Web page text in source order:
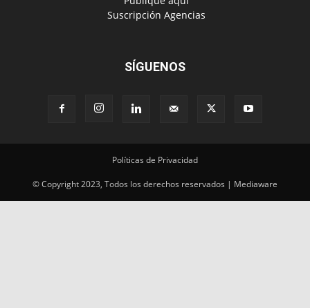
‎ Suscripción Agencias
SÍGUENOS
Políticas de Privacidad
© Copyright 2023, Todos los derechos reservados | Mediaware